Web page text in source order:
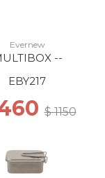
Evernew
--
EBY217
$ 1150